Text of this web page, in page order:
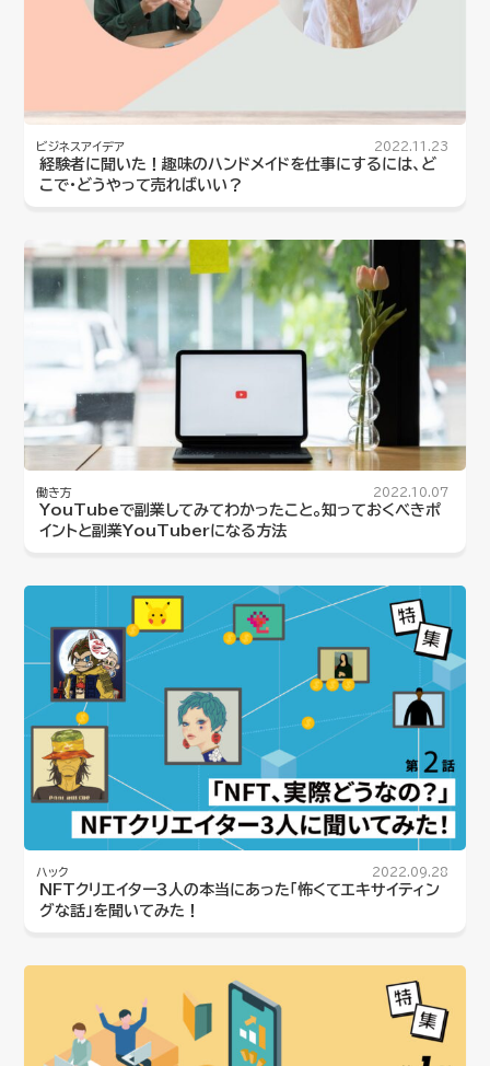
ビジネスアイデア 2022.11.23
経験者に聞いた！趣味のハンドメイドを仕事にするには、ど
こで・どうやって売ればいい？
働き方 2022.10.07
YouTubeで副業してみてわかったこと。知っておくべきポ
イントと副業YouTuberになる方法
ハック 2022.09.28
NFTクリエイター３人の本当にあった「怖くてエキサイティン
グな話」を聞いてみた！